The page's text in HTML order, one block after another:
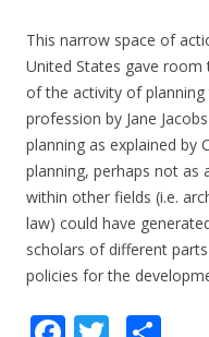
This narrow space of
United States gave
of the activity of
profession by Jane
planning as explained by
planning, perhaps not as
within other fields (i.e.
law) could have
scholars of different
policies for the